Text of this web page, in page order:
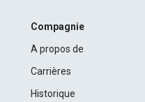
Compagnie
A propos de
Carrières
Historique